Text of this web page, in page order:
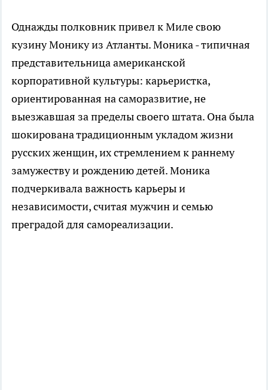
Однажды полковник привел к Миле свою
кузину Монику из Атланты. Моника - типичная
представительница американской
корпоративной культуры: карьеристка,
ориентированная на саморазвитие, не
выезжавшая за пределы своего штата. Она была
шокирована традиционным укладом жизни
русских женщин, их стремлением к раннему
замужеству и рождению детей. Моника
подчеркивала важность карьеры и
независимости, считая мужчин и семью
преградой для самореализации.